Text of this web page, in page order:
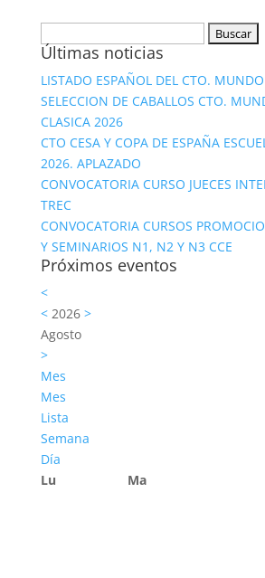
Últimas noticias
LISTADO ESPAÑOL DEL CTO.
SELECCION DE CABALLOS CTO.
CLASICA 2026
CTO CESA Y COPA DE ESPAÑA
2026. APLAZADO
CONVOCATORIA CURSO JUECES
TREC
CONVOCATORIA CURSOS
Y SEMINARIOS N1, N2 Y N3 CCE
Próximos eventos
<
<2026 >
Agosto
>
Mes
Mes
Lista
Semana
Día
Lu
Ma